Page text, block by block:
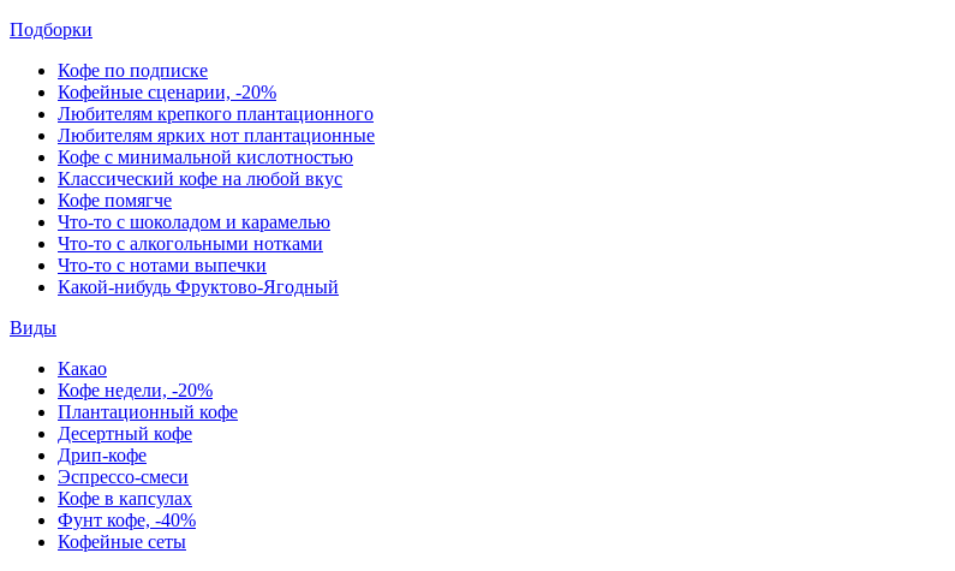
Подборки
Кофе по подписке
Кофейные сценарии, -20%
Любителям крепкого плантационного
Любителям ярких нот плантационные
Кофе с минимальной кислотностью
Классический кофе на любой вкус
Кофе помягче
Что-то с шоколадом и карамелью
Что-то с алкогольными нотками
Что-то с нотами выпечки
Какой-нибудь Фруктово-Ягодный
Виды
Какао
Кофе недели, -20%
Плантационный кофе
Десертный кофе
Дрип-кофе
Эспрессо-смеси
Кофе в капсулах
Фунт кофе, -40%
Кофейные сеты